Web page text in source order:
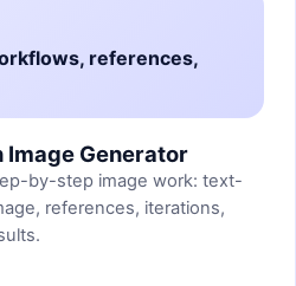
references,
Generator
by-step image work: text-
references, iterations,